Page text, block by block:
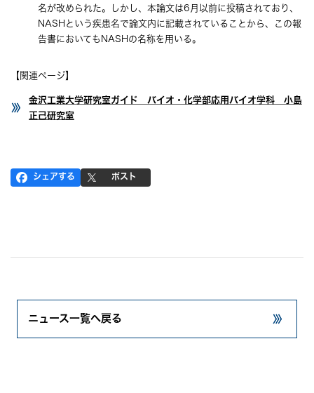
名が改められた。しかし、本論文は6月以前に投稿されており、
NASHという疾患名で論文内に記載されていることから、この報
告書においてもNASHの名称を用いる。
【関連ページ】
金沢工業大学研究室ガイド バイオ・化学部応用バイオ学科 小島
正己研究室
シェアする ポスト
ニュース一覧へ戻る